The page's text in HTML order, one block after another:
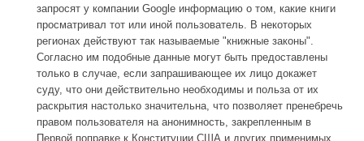
запросят у компании Google информацию о том, какие книги
просматривал тот или иной пользователь. В некоторых
регионах действуют так называемые "книжные законы".
Согласно им подобные данные могут быть предоставлены
только в случае, если запрашивающее их лицо докажет
суду, что они действительно необходимы и польза от их
раскрытия настолько значительна, что позволяет пренебречь
правом пользователя на анонимность, закрепленным в
Первой поправке к Конституции США и других применимых